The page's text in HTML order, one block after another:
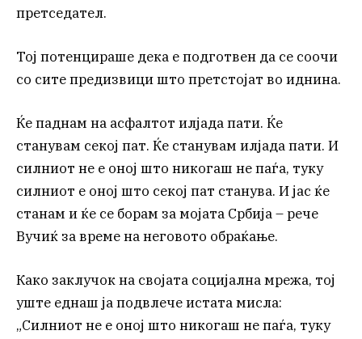
претседател.
Тој потенцираше дека е подготвен да се соочи
со сите предизвици што претстојат во иднина.
Ќе паднам на асфалтот илјада пати. Ќе
станувам секој пат. Ќе станувам илјада пати. И
силниот не е оној што никогаш не паѓа, туку
силниот е оној што секој пат станува. И јас ќе
станам и ќе се борам за мојата Србија – рече
Вучиќ за време на неговото обраќање.
Како заклучок на својата социјална мрежа, тој
уште еднаш ја подвлече истата мисла:
„Силниот не е оној што никогаш не паѓа, туку